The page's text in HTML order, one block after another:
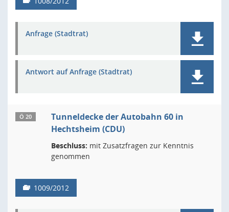
Anfrage (Stadtrat)
Antwort auf Anfrage (Stadtrat)
Ö 20
Tunneldecke der Autobahn 60 in
Hechtsheim (CDU)
Beschluss: mit Zusatzfragen zur Kenntnis
genommen
1009/2012